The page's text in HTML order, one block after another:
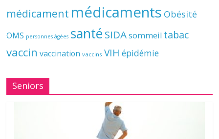
médicament médicaments Obésité
OMS personnes âgées santé SIDAsommeil tabac
vaccin vaccination vaccins VIH épidémie
Seniors